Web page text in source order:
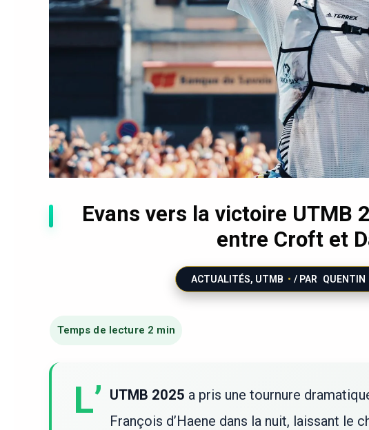
Evans vers la victoire UTMB
entre Croft et
ACTUALITÉS, UTMB / PAR QUENTIN
L’ UTMB 2025 a pris une tournure
François d’Haene dans la nuit, laissant le